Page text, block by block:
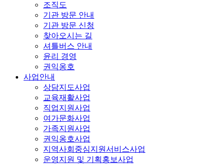
조직도
기관 방문 안내
기관 방문 신청
찾아오시는 길
셔틀버스 안내
윤리 경영
권익옹호
사업안내
상담지도사업
교육재활사업
직업지원사업
여가문화사업
가족지원사업
권익옹호사업
지역사회중심지원서비스사업
운영지원 및 기획홍보사업